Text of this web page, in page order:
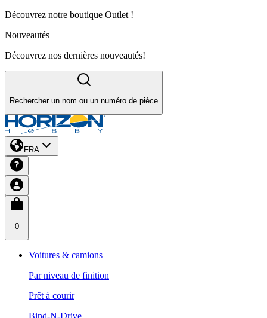
Découvrez notre boutique Outlet !
Nouveautés
Découvrez nos dernières nouveautés!
Rechercher un nom ou un numéro de pièce
FRA
0
Voitures & camions
Par niveau de finition
Prêt à courir
Bind-N-Drive